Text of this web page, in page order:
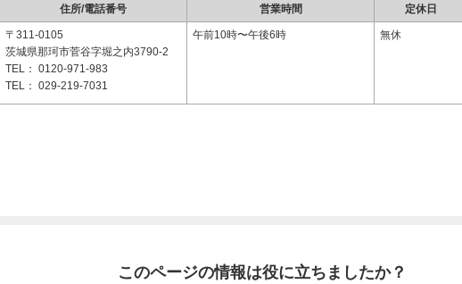
住所/電話番号 営業時間 定休日
〒311-0105
茨城県那珂市菅谷字堀之内3790-2
TEL： 0120-971-983
TEL： 029-219-7031
午前10時〜午後6時 無休
このページの情報は役に立ちましたか？